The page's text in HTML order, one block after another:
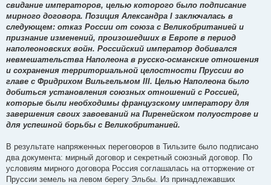
свидание императоров, целью которого было подписание
мирного договора. Позиция Александра I заключалась в
следующем: отказ России от союза с Великобританией и
признание изменений, произошедших в Европе в период
наполеоновских войн. Российский император добивался
невмешательства Наполеона в русско-османские отношения
и сохранения территориальной целостности Пруссии во
главе с Фридрихом Вильгельмом III. Целью Наполеона было
добиться установления союзных отношений с Россией,
которые были необходимы французскому императору для
завершения своих завоеваний на Пиренейском полуострове и
для успешной борьбы с Великобританией.
В результате напряженных переговоров в Тильзите было подписано
два документа: мирный договор и секретный союзный договор. По
условиям мирного договора Россия соглашалась на отторжение от
Пруссии земель на левом берегу Эльбы. Из принадлежавших